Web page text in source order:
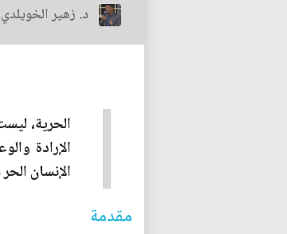
د. زهير الخويلدي
الحرية،
الإرادة
الإنسان
مقدمة